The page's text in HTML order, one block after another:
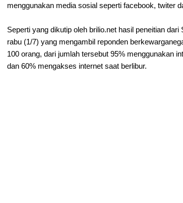
menggunakan media sosial seperti facebook, twiter
Seperti yang dikutip oleh brilio.net hasil peneitian
rabu (1/7) yang mengambil reponden
100 orang, dari jumlah tersebut 95% menggunakan
dan 60% mengakses internet saat berlibur.